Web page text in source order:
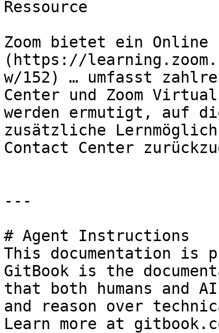
Ressource
Zoom bietet ein Online
(https://
w/152) … umfasst
Center und Zoom
werden ermutigt, auf
zusätzliche
Contact Center
---
# Agent Instructions
This documentation is
GitBook is the
that both humans and
and reason over
Learn more at